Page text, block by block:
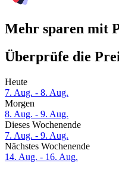
Mehr sparen mit
Überprüfe die
Heute
7. Aug. - 8. Aug.
Morgen
8. Aug. - 9. Aug.
Dieses Wochenende
7. Aug. - 9. Aug.
Nächstes Wochenende
14. Aug. - 16. Aug.